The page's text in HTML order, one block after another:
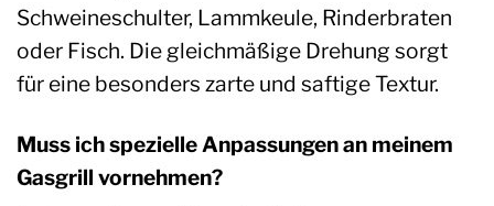
Schweineschulter, Lammkeule, Rinderbraten
oder Fisch. Die gleichmäßige Drehung sorgt
für eine besonders zarte und saftige Textur.
Muss ich spezielle Anpassungen an meinem
Gasgrill vornehmen?